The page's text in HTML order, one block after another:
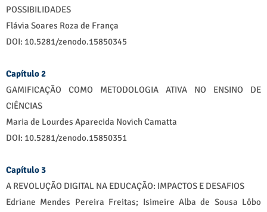
POSSIBILIDADES
Flávia Soares Roza de França
DOI: 10.5281/zenodo.15850345
Capítulo 2
GAMIFICAÇÃO COMO METODOLOGIA ATIVA NO ENSINO DE
CIÊNCIAS
Maria de Lourdes Aparecida Novich Camatta
DOI: 10.5281/zenodo.15850351
Capítulo 3
A REVOLUÇÃO DIGITAL NA EDUCAÇÃO: IMPACTOS E DESAFIOS
Edriane Mendes Pereira Freitas; Isimeire Alba de Sousa Lôbo